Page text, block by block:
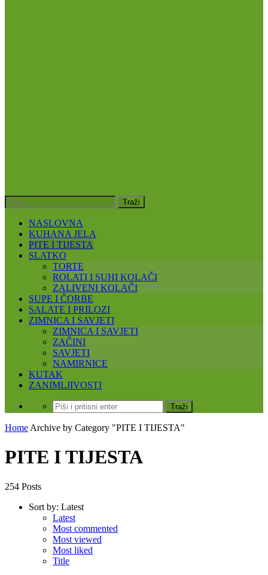
NASLOVNA
KUHANA JELA
PITE I TIJESTA
SLATKO
TORTE
ROLATI I SUHI KOLAČI
ZALIVENI KOLAČI
SUPE I ČORBE
SALATE I PRILOZI
ZIMNICA I SAVJETI
ZIMNICA I SAVJETI
ZAČINI
SAVJETI
NAMIRNICE
KUTAK
ZANIMLJIVOSTI
Home Archive by Category "PITE I TIJESTA"
PITE I TIJESTA
254 Posts
Sort by: Latest
Latest
Most commented
Most viewed
Most liked
Title